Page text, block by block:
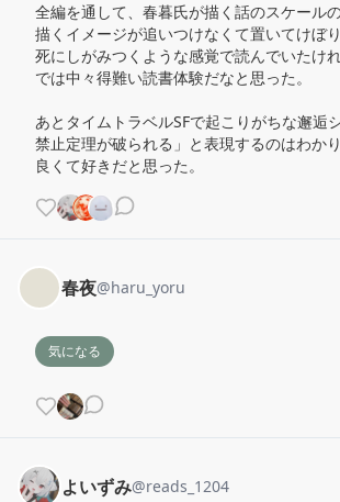
全編を通して、春暮氏が描く話のスケール
描くイメージが追いつけなくて置いてけぼ
死にしがみつくような感覚で読んでいたけ
では中々得難い読書体験だなと思った。
あとタイムトラベルSFで起こりがちな邂逅
禁止定理が破られる」と表現するのはわか
良くて好きだと思った。
春夜@haru_yoru
気になる
よいずみ@reads_1204